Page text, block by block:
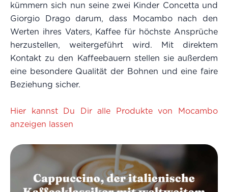
kümmern sich nun seine zwei Kinder Concetta und
Giorgio Drago darum, dass Mocambo nach den
Werten ihres Vaters, Kaffee für höchste Ansprüche
herzustellen, weitergeführt wird. Mit direktem
Kontakt zu den Kaffeebauern stellen sie außerdem
eine besondere Qualität der Bohnen und eine faire
Beziehung sicher.
Hier kannst Du Dir alle Produkte von Mocambo
anzeigen lassen